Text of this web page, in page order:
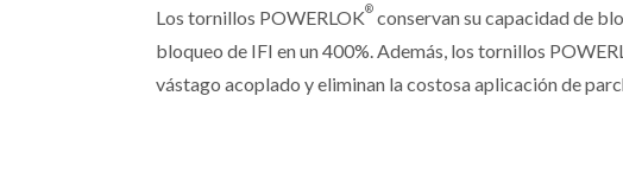
Los tornillos POWERLOK® conservan su capacidad de
bloqueo de IFI en un 400%. Además, los tornillos
vástago acoplado y eliminan la costosa aplicación de